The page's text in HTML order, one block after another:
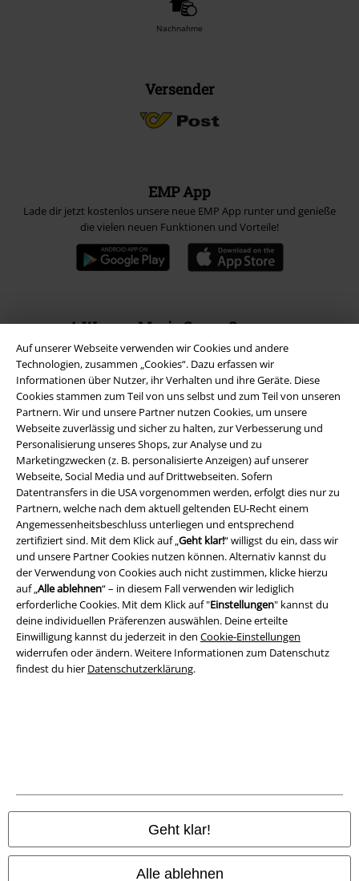
Auf unserer Webseite verwenden wir Cookies und andere
Technologien, zusammen „Cookies“. Dazu erfassen wir
Informationen über Nutzer, ihr Verhalten und ihre Geräte. Diese
Cookies stammen zum Teil von uns selbst und zum Teil von unseren
Partnern. Wir und unsere Partner nutzen Cookies, um unsere
Webseite zuverlässig und sicher zu halten, zur Verbesserung und
Personalisierung unseres Shops, zur Analyse und zu
Marketingzwecken (z. B. personalisierte Anzeigen) auf unserer
Webseite, Social Media und auf Drittwebseiten. Sofern
Datentransfers in die USA vorgenommen werden, erfolgt dies nur zu
Partnern, welche nach dem aktuell geltenden EU-Recht einem
Angemessenheitsbeschluss unterliegen und entsprechend
zertifiziert sind. Mit dem Klick auf „Geht klar!“ willigst du ein, dass wir
und unsere Partner Cookies nutzen können. Alternativ kannst du
der Verwendung von Cookies auch nicht zustimmen, klicke hierzu
auf „Alle ablehnen“ – in diesem Fall verwenden wir lediglich
erforderliche Cookies. Mit dem Klick auf "Einstellungen" kannst du
deine individuellen Präferenzen auswählen. Deine erteilte
Einwilligung kannst du jederzeit in den Cookie-Einstellungen
widerrufen oder ändern. Weitere Informationen zum Datenschutz
findest du hier Datenschutzerklärung.
Geht klar!
Alle ablehnen
Nachnahme
Versender
EMP App
Lade dir jetzt kostenlos unsere neue EMP App runter und genieße
die vielen neuen Funktionen und Vorteile!
A Warner Music Group Company
Rechtliches
AGB
Impressum
Datenschutz
Alle Preise inkl. gesetzlicher Mehrwertsteuer, zzgl.